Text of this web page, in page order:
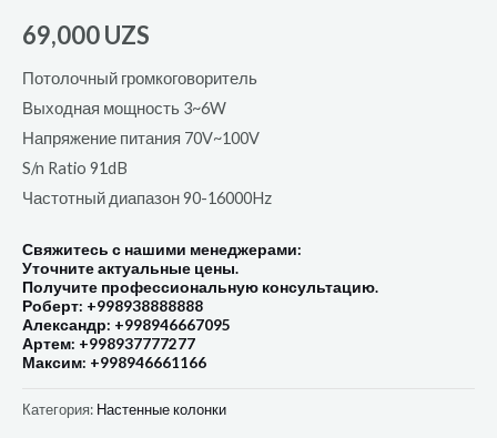
69,000UZS
Потолочный громкоговоритель
Выходная мощность 3~6W
Напряжение питания 70V~100V
S/n Ratio 91dB
Частотный диапазон 90-16000Hz
Свяжитесь с нашими менеджерами:
Уточните актуальные цены.
Получите профессиональную консультацию.
Роберт: +998938888888
Александр: +998946667095
Артем: +998937777277
Максим: +998946661166
Категория: Настенные колонки